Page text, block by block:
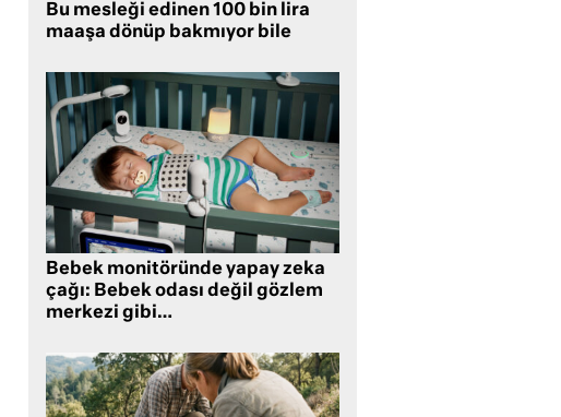
Bu mesleği edinen 100 bin lira
maaşa dönüp bakmıyor bile
Bebek monitöründe yapay zeka
çağı: Bebek odası değil gözlem
merkezi gibi…